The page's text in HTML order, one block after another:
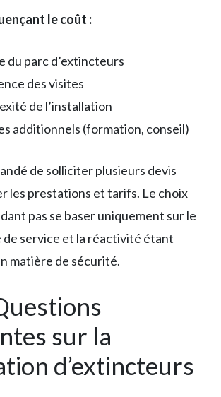
le coût :
du parc d’extincteurs
des visites
de l’installation
additionnels (formation, conseil)
de solliciter plusieurs devis
les prestations et tarifs. Le choix
pas se baser uniquement sur le
de service et la réactivité étant
matière de sécurité.
sur la
d’extincteurs